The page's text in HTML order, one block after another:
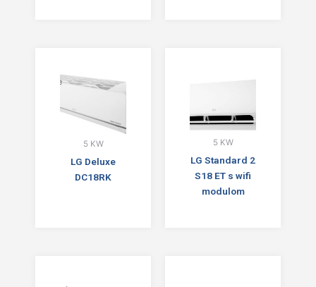
5 KW
LG Deluxe
DC18RK
5 KW
LG Standard 2
S18 ET s wifi
modulom